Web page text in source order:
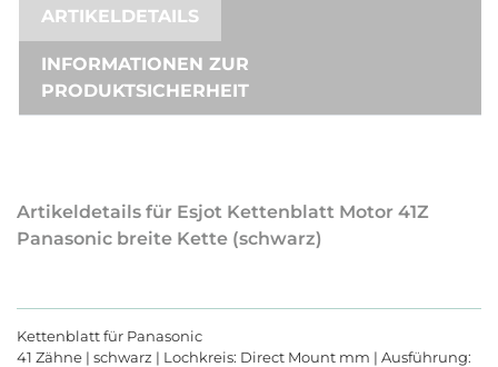
ARTIKELDETAILS
INFORMATIONEN ZUR
PRODUKTSICHERHEIT
Artikeldetails für Esjot Kettenblatt Motor 41Z
Panasonic breite Kette (schwarz)
Kettenblatt für Panasonic
41 Zähne | schwarz | Lochkreis: Direct Mount mm | Ausführung: